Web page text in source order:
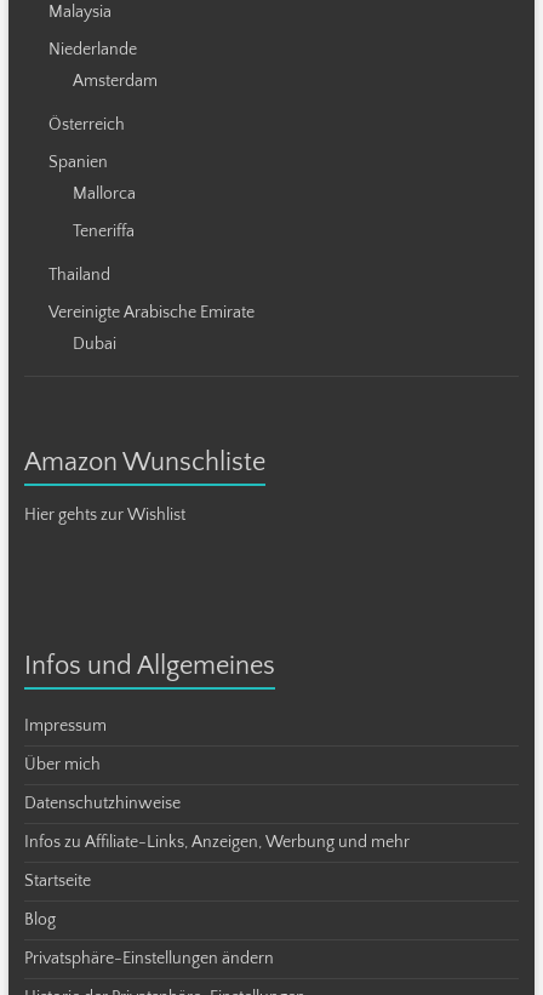
Malaysia
Niederlande
Amsterdam
Österreich
Spanien
Mallorca
Teneriffa
Thailand
Vereinigte Arabische Emirate
Dubai
Amazon Wunschliste
Hier gehts zur Wishlist
Infos und Allgemeines
Impressum
Über mich
Datenschutzhinweise
Infos zu Affiliate-Links, Anzeigen, Werbung und mehr
Startseite
Blog
Privatsphäre-Einstellungen ändern